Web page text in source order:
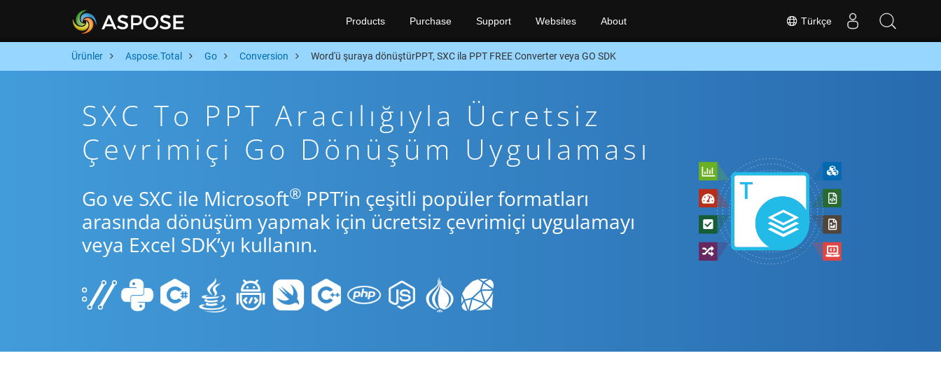
Türkçe
Products Purchase Support Websites About
Ürünler Aspose.Total Go Conversion Word'ü şuraya dönüştürPPT, SXC ila PPT FREE Converter veya GO SDK
SXC To PPT Aracılığıyla Ücretsiz
Çevrimiçi Go Dönüşüm Uygulaması
Go ve SXC ile Microsoft® PPT’in çeşitli popüler formatları
arasında dönüşüm yapmak için ücretsiz çevrimiçi uygulamayı
veya Excel SDK’yı kullanın.